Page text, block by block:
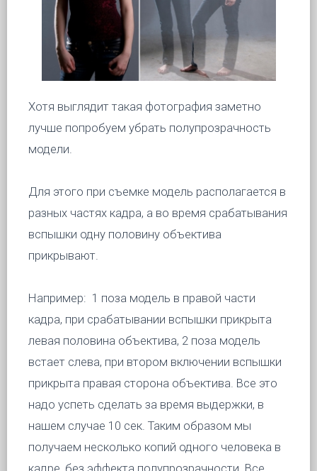
Хотя выглядит такая фотография заметно
лучше попробуем убрать полупрозрачность
модели.
Для этого при съемке модель располагается в
разных частях кадра, а во время срабатывания
вспышки одну половину объектива
прикрывают.
Например: 1 поза модель в правой части
кадра, при срабатывании вспышки прикрыта
левая половина объектива, 2 поза модель
встает слева, при втором включении вспышки
прикрыта правая сторона объектива. Все это
надо успеть сделать за время выдержки, в
нашем случае 10 сек. Таким образом мы
получаем несколько копий одного человека в